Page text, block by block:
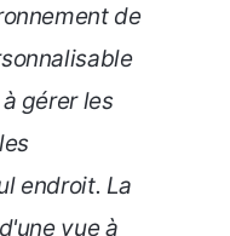
de
gérer les
endroit. La
vue à